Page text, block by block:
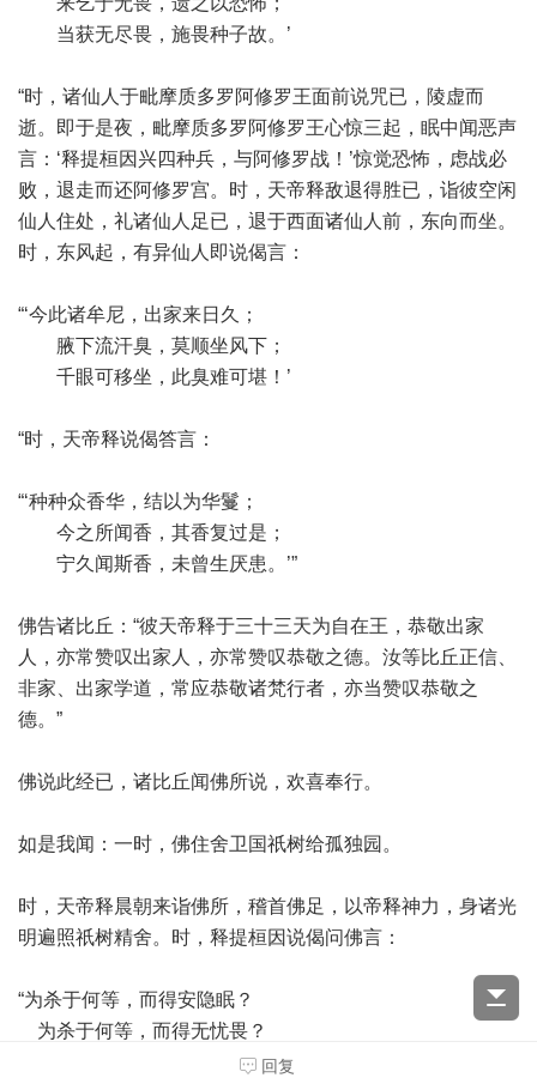
当获无尽畏，施畏种子故。’
“时，诸仙人于毗摩质多罗阿修罗王面前说咒已，陵虚而
逝。即于是夜，毗摩质多罗阿修罗王心惊三起，眠中闻恶声
言：‘释提桓因兴四种兵，与阿修罗战！’惊觉恐怖，虑战必
败，退走而还阿修罗宫。时，天帝释敌退得胜已，诣彼空闲
仙人住处，礼诸仙人足已，退于西面诸仙人前，东向而坐。
时，东风起，有异仙人即说偈言：
“‘今此诸牟尼，出家来日久；
腋下流汗臭，莫顺坐风下；
千眼可移坐，此臭难可堪！’
“时，天帝释说偈答言：
“‘种种众香华，结以为华鬘；
今之所闻香，其香复过是；
宁久闻斯香，未曾生厌患。’”
佛告诸比丘：“彼天帝释于三十三天为自在王，恭敬出家
人，亦常赞叹出家人，亦常赞叹恭敬之德。汝等比丘正信、
非家、出家学道，常应恭敬诸梵行者，亦当赞叹恭敬之
德。”
佛说此经已，诸比丘闻佛所说，欢喜奉行。
如是我闻：一时，佛住舍卫国祇树给孤独园。
时，天帝释晨朝来诣佛所，稽首佛足，以帝释神力，身诸光
明遍照祇树精舍。时，释提桓因说偈问佛言：
“为杀于何等，而得安隐眠？
为杀于何等，而得无忧畏？
为杀何等法，瞿昙所赞叹？”回复